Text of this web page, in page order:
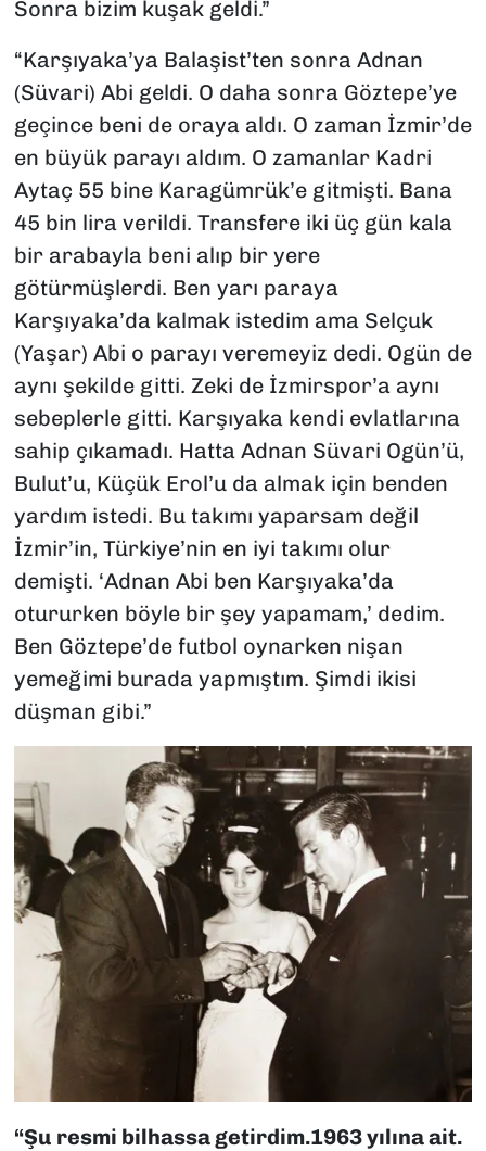
Sonra bizim kuşak geldi.”
“Karşıyaka’ya Balaşist’ten sonra Adnan
(Süvari) Abi geldi. O daha sonra Göztepe’ye
geçince beni de oraya aldı. O zaman İzmir’de
en büyük parayı aldım. O zamanlar Kadri
Aytaç 55 bine Karagümrük’e gitmişti. Bana
45 bin lira verildi. Transfere iki üç gün kala
bir arabayla beni alıp bir yere
götürmüşlerdi. Ben yarı paraya
Karşıyaka’da kalmak istedim ama Selçuk
(Yaşar) Abi o parayı veremeyiz dedi. Ogün de
aynı şekilde gitti. Zeki de İzmirspor’a aynı
sebeplerle gitti. Karşıyaka kendi evlatlarına
sahip çıkamadı. Hatta Adnan Süvari Ogün’ü,
Bulut’u, Küçük Erol’u da almak için benden
yardım istedi. Bu takımı yaparsam değil
İzmir’in, Türkiye’nin en iyi takımı olur
demişti. ‘Adnan Abi ben Karşıyaka’da
otururken böyle bir şey yapamam,’ dedim.
Ben Göztepe’de futbol oynarken nişan
yemeğimi burada yapmıştım. Şimdi ikisi
düşman gibi.”
“Şu resmi bilhassa getirdim.1963 yılına ait.